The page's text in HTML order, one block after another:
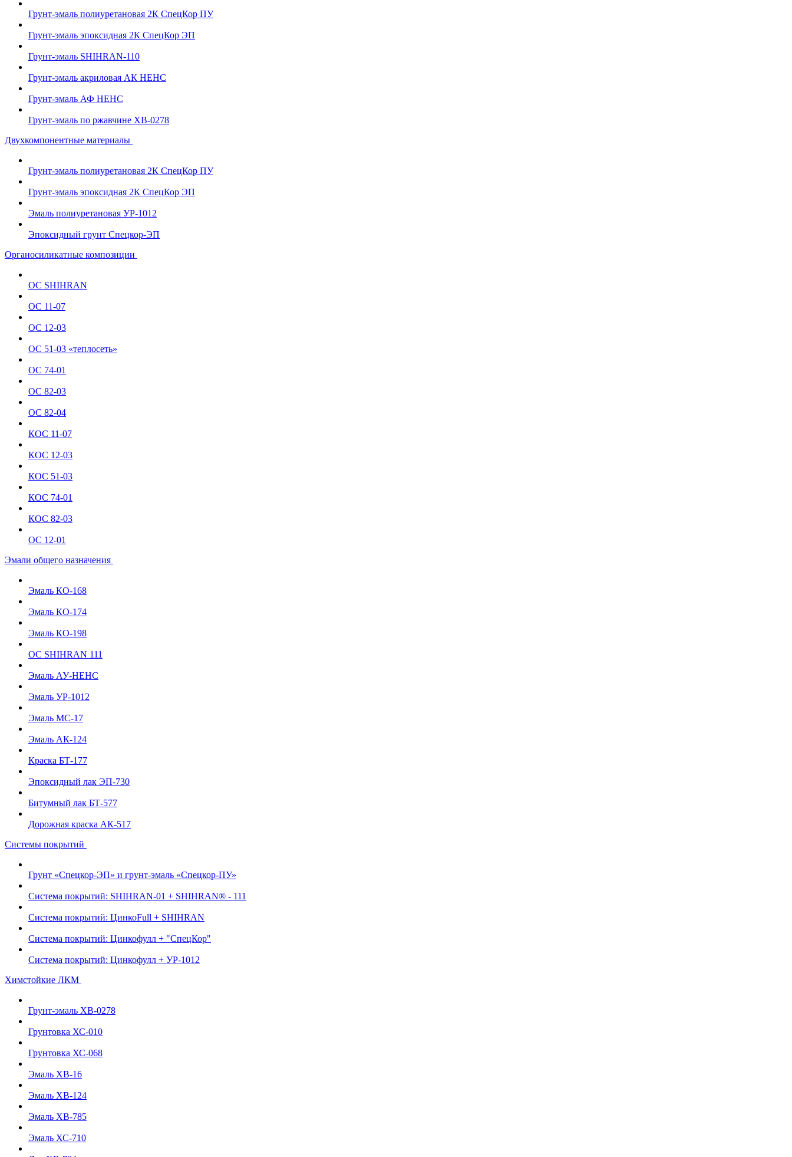
Грунт-эмаль полиуретановая 2К СпецКор ПУ
Грунт-эмаль эпоксидная 2К СпецКор ЭП
Грунт-эмаль SHIHRAN-110
Грунт-эмаль акриловая АК НЕНС
Грунт-эмаль АФ НЕНС
Грунт-эмаль по ржавчине ХВ-0278
Двухкомпонентные материалы
Грунт-эмаль полиуретановая 2К СпецКор ПУ
Грунт-эмаль эпоксидная 2К СпецКор ЭП
Эмаль полиуретановая УР-1012
Эпоксидный грунт Спецкор-ЭП
Органосиликатные композиции
ОС SHIHRAN
ОС 11-07
ОС 12-03
ОС 51-03 «теплосеть»
ОС 74-01
ОС 82-03
ОС 82-04
КОС 11-07
КОС 12-03
КОС 51-03
КОС 74-01
КОС 82-03
ОС 12-01
Эмали общего назначения
Эмаль КО-168
Эмаль КО-174
Эмаль КО-198
ОС SHIHRAN 111
Эмаль АУ-НЕНС
Эмаль УР-1012
Эмаль МС-17
Эмаль АК-124
Краска БТ-177
Эпоксидный лак ЭП-730
Битумный лак БТ-577
Дорожная краска АК-517
Системы покрытий
Грунт «Спецкор-ЭП» и грунт-эмаль «Спецкор-ПУ»
Система покрытий: SHIHRAN-01 + SHIHRAN® - 111
Система покрытий: ЦинкоFull + SHIHRAN
Система покрытий: Цинкофулл + "СпецКор"
Система покрытий: Цинкофулл + УР-1012
Химстойкие ЛКМ
Грунт-эмаль ХВ-0278
Грунтовка ХС-010
Грунтовка ХС-068
Эмаль ХВ-16
Эмаль ХВ-124
Эмаль ХВ-785
Эмаль ХС-710